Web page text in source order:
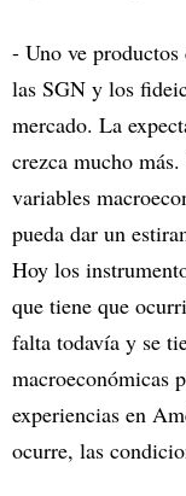
- Uno ve
las SGN y los
mercado. La
crezca mucho
variables
pueda dar un
Hoy los
que tiene que
falta todavía y se
macroeconómicas
experiencias en
ocurre, las